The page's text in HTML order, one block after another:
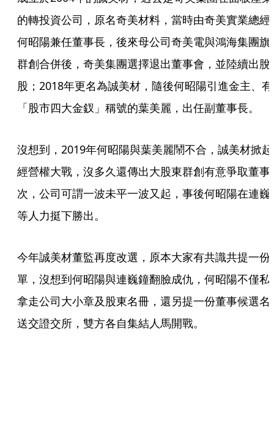
的轉投資公司，原名奇美材料，當時由奇美實業總經
何昭陽兼任董事長，後來母公司奇美電與鴻海集團旗
群創合併後，奇美集團選擇退出董事會，並陸續出脫
股；2018年更名為誠美材，隨後何昭陽引進金主、有
「股市四大金釵」稱號的葉美麗，出任副董事長。
沒想到，2019年何昭陽與葉美麗鬧不合，誠美材掀起
經營權大戰，沒多久還傳出大股東群創有意爭取董事
次，公司可謂一波未平一波又起，事後何昭陽在連巍
等人力挺下勝出。
今年誠美材董監再度改選，原本大家有共識共提一份
單，沒想到何昭陽與連巍鐘翻臉成仇，何昭陽不僅私
拿走公司大小章及股東名冊，還另提一份董事候選名
送交證交所，雙方各自集結人馬開戰。